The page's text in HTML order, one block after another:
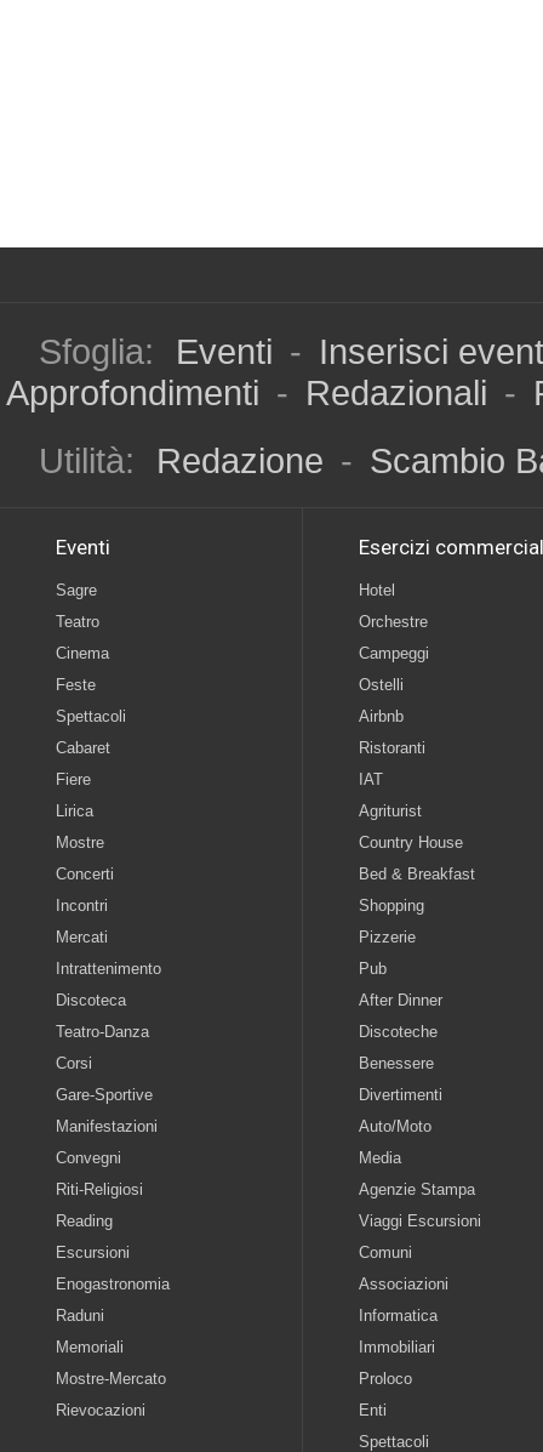
Sfoglia: Eventi - Inserisci
Approfondimenti - Redazionali -
Utilità:
Redazione - Scambio
Eventi
Sagre
Teatro
Cinema
Feste
Spettacoli
Cabaret
Fiere
Lirica
Mostre
Concerti
Incontri
Mercati
Intrattenimento
Discoteca
Teatro-Danza
Corsi
Gare-Sportive
Manifestazioni
Convegni
Riti-Religiosi
Reading
Escursioni
Enogastronomia
Raduni
Memoriali
Mostre-Mercato
Rievocazioni
Esercizi
Hotel
Orchestre
Campeggi
Ostelli
Airbnb
Ristoranti
IAT
Agriturist
Country House
Bed & Breakfast
Shopping
Pizzerie
Pub
After Dinner
Discoteche
Benessere
Divertimenti
Auto/Moto
Media
Agenzie Stampa
Viaggi Escursioni
Comuni
Associazioni
Informatica
Immobiliari
Proloco
Enti
Spettacoli